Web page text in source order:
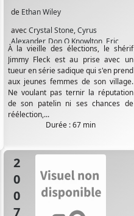
de Ethan Wiley
avecCrystal Stone,Cyrus
Alexander, Don O Knowlton, Eric
Lange,India Dupré,Jane Le ,Jeffrey
Combs,Jimmy Stathis,Kevin Indio
Copeland,Kristin Kirgan,Lisa
Pescia,Michael Berryman,Sarah
Thompson Whitney Anderson,
William Sanford
À la vieille des élections, le shérif
Jimmy Fleck est au prise avec un
tueur en série sadique qui s'en prend
aux jeunes femmes de son village.
Ne voulant pas ternir la réputation
de son patelin ni ses chances de
réélection,...
Durée : 67 min
2007